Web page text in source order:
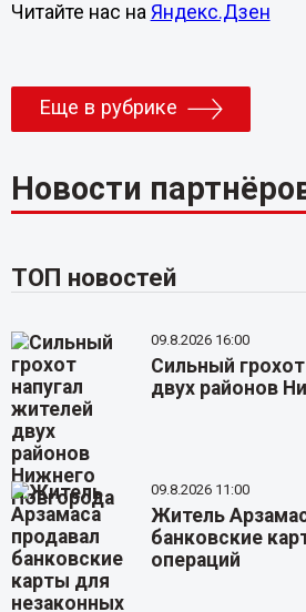
Читайте нас на Яндекс.Дзен
Еще в рубрике
Новости
ТОП новостей
09.8.2026 16:00
Сильный
двух районов
09.8.2026 11:00
Житель
банковские
операций